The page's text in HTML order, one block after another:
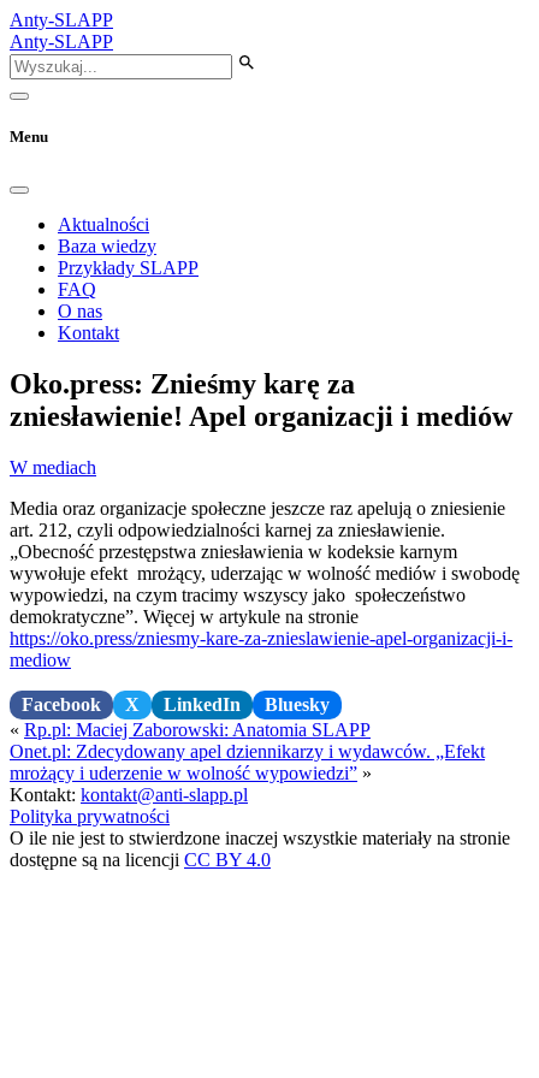
Anty-SLAPP
Anty-SLAPP
Menu
Aktualności
Baza wiedzy
Przykłady SLAPP
FAQ
O nas
Kontakt
Oko.press: Znieśmy karę za
zniesławienie! Apel organizacji i mediów
W mediach
Media oraz organizacje społeczne jeszcze raz apelują o zniesienie
art. 212, czyli odpowiedzialności karnej za zniesławienie.
„Obecność przestępstwa zniesławienia w kodeksie karnym
wywołuje efekt mrożący, uderzając w wolność mediów i swobodę
wypowiedzi, na czym tracimy wszyscy jako społeczeństwo
demokratyczne”. Więcej w artykule na stronie
https://oko.press/zniesmy-kare-za-znieslawienie-apel-organizacji-i-
mediow
Facebook X LinkedIn
Bluesky
« Rp.pl: Maciej Zaborowski: Anatomia SLAPP
Onet.pl: Zdecydowany apel dziennikarzy i wydawców. „Efekt
mrożący i uderzenie w wolność wypowiedzi” »
Kontakt: kontakt@anti-slapp.pl
Polityka prywatności
O ile nie jest to stwierdzone inaczej wszystkie materiały na stronie
dostępne są na licencji CC BY 4.0